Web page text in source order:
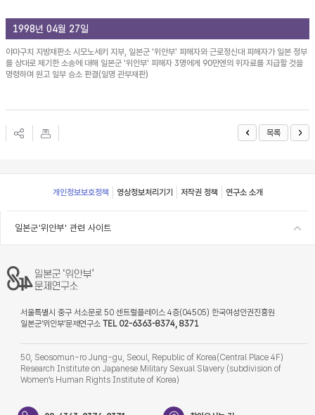
1998년 04월 27일
야마구치 지방재판소 시모노세키 지부, 일본군 '위안부' 피해자와 근로정신대 피해자가 일본 정부
를 상대로 제기한 소송에 대해 일본군 '위안부' 피해자 3명에게 90만엔의 위자료를 지급할 것을
명령하며 원고 일부 승소 판결(일명 관부재판)
목록
Footer
개인정보보호정책 영상정보처리기기 저작권 정책 연구소 소개
일본군'위안부' 관련 사이트
서울특별시 중구 서소문로 50 센트럴플레이스 4층(04505) 한국여성인권진흥원
일본군‘위안부’문제연구소 TEL 02-6363-8374, 8371
50, Seosomun-ro Jung-gu, Seoul, Republic of Korea(Central Place 4F)
Research Institute on Japanese Military Sexual Slavery (subdivision of
Women’s Human Rights Institute of Korea)